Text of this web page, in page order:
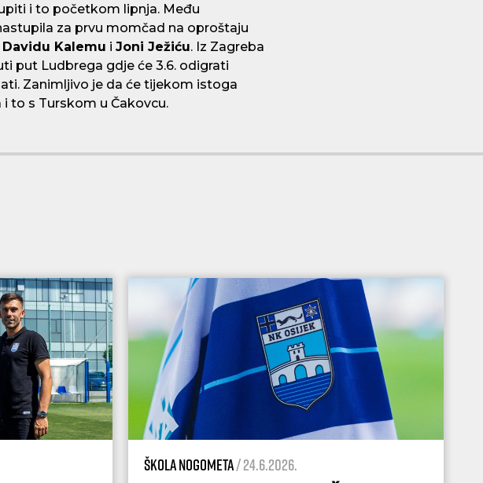
i to početkom lipnja. Među
za prvu momčad na oproštaju
Davidu Kalemu i Joni Ježiću. Iz Zagreba
put Ludbrega gdje će 3.6. odigrati
Zanimljivo je da će tijekom istoga
to s Turskom u Čakovcu.
Škola nogometa/ 24.6.2026.